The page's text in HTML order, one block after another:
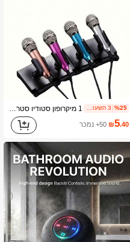
%25 1 מיקרופון סטודיו סטריאו מיני לדיבור, חומר סגסוגת אלומיניום, ללא סוללה, נייד וקומפקטי, איכות סאונד גבוהה, הפחתת רעשים, רב-תכליתי Plug and Play, שידור אלחוטי, אביזר לכלי נגינה
₪5.40 50+ נמכר